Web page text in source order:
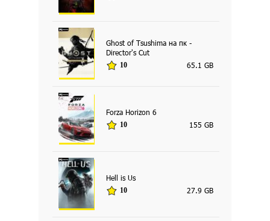
Ghost of Tsushima на пк -
Director's Cut
10 65.1 GB
Forza Horizon 6
10 155 GB
Hell is Us
10 27.9 GB